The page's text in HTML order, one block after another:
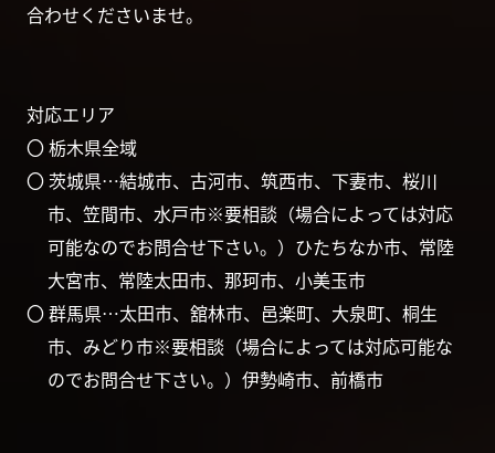
合わせくださいませ。
対応エリア
〇 栃木県全域
〇 茨城県…結城市、古河市、筑西市、下妻市、桜川
市、笠間市、水戸市※要相談（場合によっては対応
可能なのでお問合せ下さい。）ひたちなか市、常陸
大宮市、常陸太田市、那珂市、小美玉市
〇 群馬県…太田市、舘林市、邑楽町、大泉町、桐生
市、みどり市※要相談（場合によっては対応可能な
のでお問合せ下さい。）伊勢崎市、前橋市